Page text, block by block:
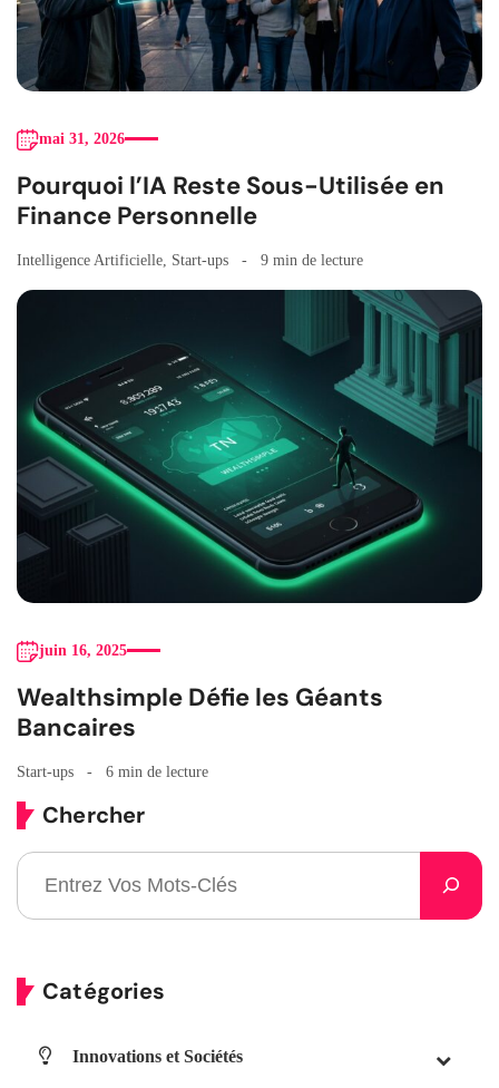
mai 31, 2026
Pourquoi l’IA Reste Sous-Utilisée en
Finance Personnelle
Intelligence Artificielle Start-ups 9 min de lecture
juin 16, 2025
Wealthsimple Défie les Géants
Bancaires
Start-ups 6 min de lecture
Chercher
Catégories
Innovations et Sociétés